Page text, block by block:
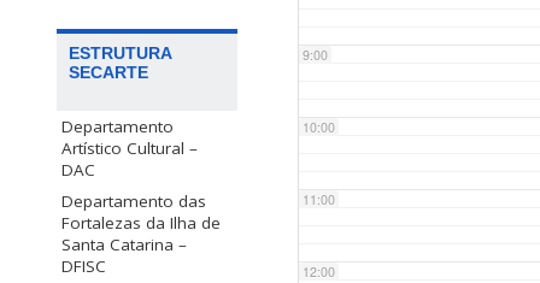
ESTRUTURA
SECARTE
Departamento
Artístico Cultural –
DAC
Departamento das
Fortalezas da Ilha de
Santa Catarina –
DFISC
9:00
10:00
11:00
12:00